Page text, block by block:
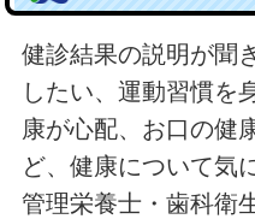
健診結果の説明が聞
したい、運動習慣を
康が心配、お口の健
ど、健康について気
管理栄養士・歯科衛